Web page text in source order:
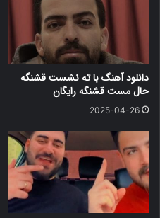
دانلود آهنگ با ته نشست قشنگه
حال مست قشنگه رایگان
2025-04-26